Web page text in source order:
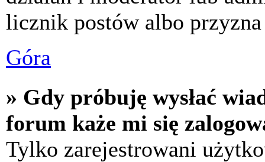
licznik postów albo
Góra
» Gdy próbuję wysłać
forum każe mi się
Tylko zarejestrowani